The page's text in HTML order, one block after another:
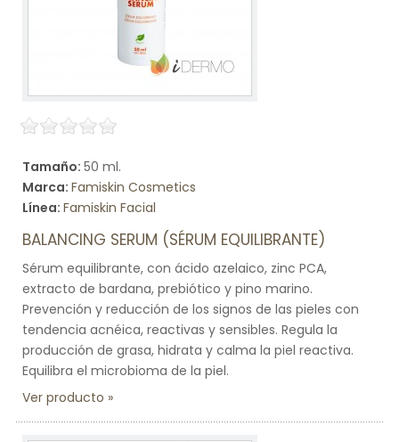
Tamaño: 50 ml.
Marca: Famiskin Cosmetics
Línea: Famiskin Facial
BALANCING SERUM (SÉRUM EQUILIBRANTE)
Sérum equilibrante, con ácido azelaico, zinc PCA,
extracto de bardana, prebiótico y pino marino.
Prevención y reducción de los signos de las pieles con
tendencia acnéica, reactivas y sensibles. Regula la
producción de grasa, hidrata y calma la piel reactiva.
Equilibra el microbioma de la piel.
Ver producto